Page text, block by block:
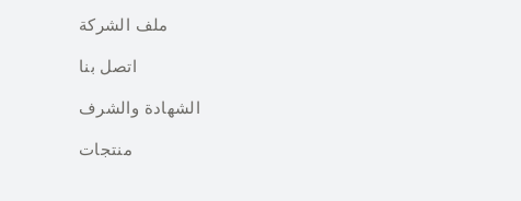
ملف الشركة
اتصل بنا
الشهادة والشرف
منتجات